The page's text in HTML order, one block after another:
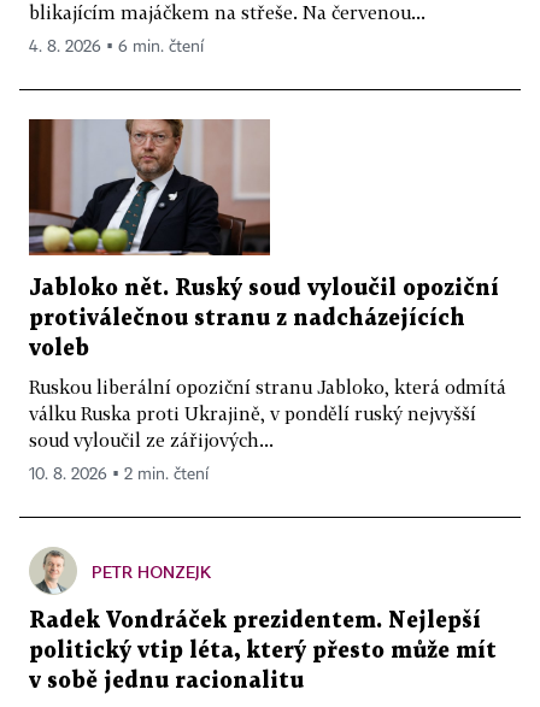
blikajícím majáčkem na střeše. Na červenou...
4. 8. 2026 ▪ 6 min. čtení
Jabloko nět. Ruský soud vyloučil opoziční
protiválečnou stranu z nadcházejících
voleb
Ruskou liberální opoziční stranu Jabloko, která odmítá
válku Ruska proti Ukrajině, v pondělí ruský nejvyšší
soud vyloučil ze zářijových...
10. 8. 2026 ▪ 2 min. čtení
PETR HONZEJK
Radek Vondráček prezidentem. Nejlepší
politický vtip léta, který přesto může mít
v sobě jednu racionalitu